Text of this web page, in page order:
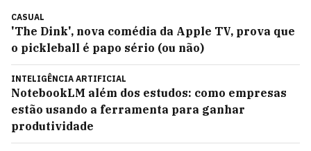
CASUAL
'The Dink', nova comédia da Apple TV, prova que
o pickleball é papo sério (ou não)
INTELIGÊNCIA ARTIFICIAL
NotebookLM além dos estudos: como empresas
estão usando a ferramenta para ganhar
produtividade